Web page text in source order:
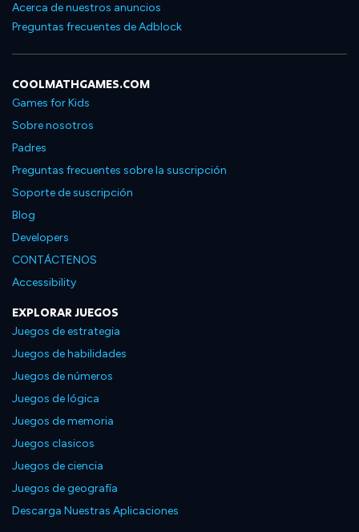
Acerca de nuestros anuncios
Preguntas frecuentes de Adblock
COOLMATHGAMES.COM
Games for Kids
Sobre nosotros
Padres
Preguntas frecuentes sobre la suscripción
Soporte de suscripción
Blog
Developers
CONTÁCTENOS
Accessibility
EXPLORAR JUEGOS
Juegos de estrategia
Juegos de habilidades
Juegos de números
Juegos de lógica
Juegos de memoria
Juegos clasicos
Juegos de ciencia
Juegos de geografía
Descarga Nuestras Aplicaciones